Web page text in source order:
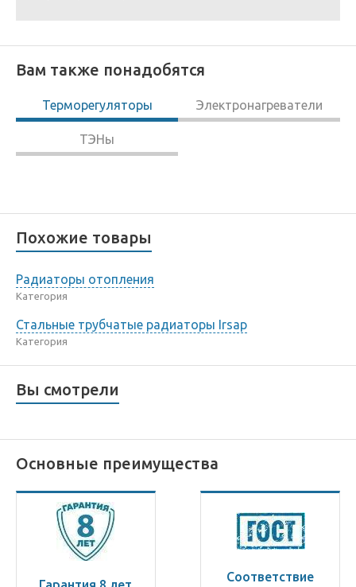
Вам также понадобятся
Терморегуляторы Электронагреватели
ТЭНы
Похожие товары
Радиаторы отопления
Категория
Стальные трубчатые радиаторы Irsap
Категория
Вы смотрели
Основные преимущества
Соответствие